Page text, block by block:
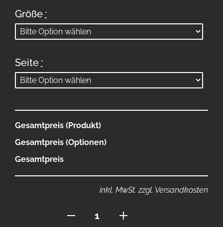
Größe *
Seite *
Gesamtpreis (Produkt)
Gesamtpreis (Optionen)
Gesamtpreis
inkl. MwSt. zzgl. Versandkosten
Menge